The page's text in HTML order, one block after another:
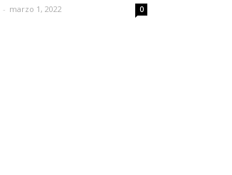
- marzo 1, 2022 0